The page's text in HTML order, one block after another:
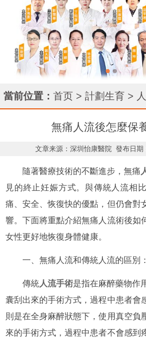
當前位置： 首页 > 計劃生育 >
無痛人流後怎麼保
文章来源：深圳怡康醫院 發布日期
隨著醫療技術的不斷進步，無痛
見的終止妊娠方式。與傳統人流相
痛、安全、恢復快的優點，但仍會對
響。下面將重點介紹無痛人流術後如
女性更好地恢復身體健康。
一、無痛人流和傳統人流的區別：
傳統人流手術是指在麻醉藥物作
囊刮出來的手術方式，過程中患者會
則是在全身麻醉狀態下，使用真空負
來的手術方式，過程中患者不會感到